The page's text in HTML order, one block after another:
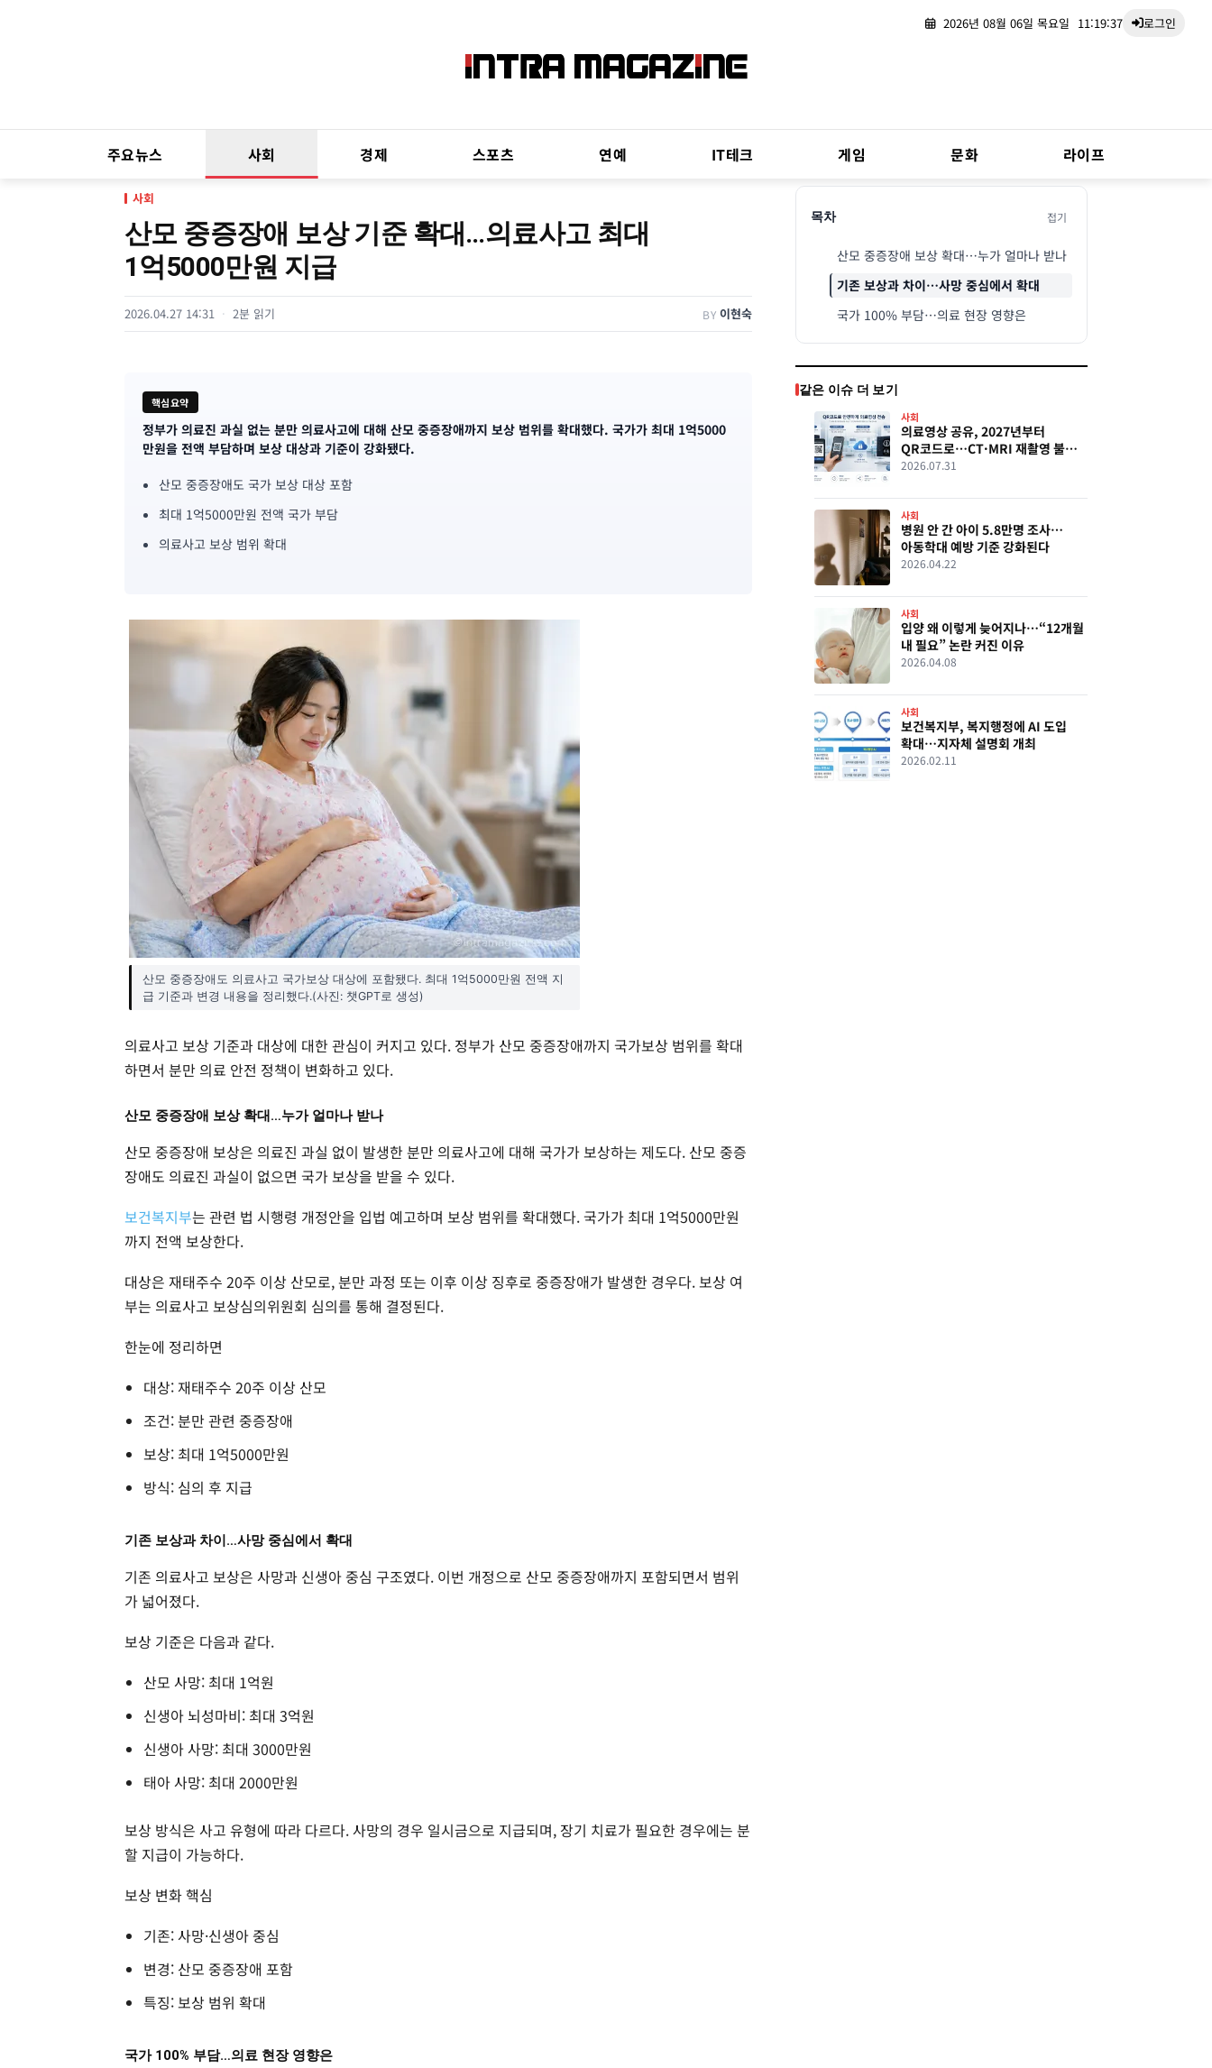
2026년 08월 06일 목요일 11:19:38 로그인
주요뉴스 사회 경제 스포츠 연예 IT테크 게임 문화 라이프
사회
산모 중증장애 보상 기준 확대…의료사고 최대
1억5000만원 지급
2026.04.27 14:31 2분 읽기 BY 이현숙
핵심요약
기
심
정부가 의료진 과실 없는 분만 의료사고에 대해 산모 중증장애까지 보상 범위를 확대했다. 국가가 최대 1억5000
만원을 전액 부담하며 보상 대상과 기준이 강화됐다.
산모 중증장애도 국가 보상 대상 포함
최대 1억5000만원 전액 국가 부담
의료사고 보상 범위 확대
산모 중증장애도 의료사고 국가보상 대상에 포함됐다. 최대 1억5000만원 전액 지
급 기준과 변경 내용을 정리했다.(사진: 챗GPT로 생성)
의료사고 보상 기준과 대상에 대한 관심이 커지고 있다. 정부가 산모 중증장애까지 국가보상 범위를 확대
하면서 분만 의료 안전 정책이 변화하고 있다.
산모 중증장애 보상 확대…누가 얼마나 받나
산모 중증장애 보상은 의료진 과실 없이 발생한 분만 의료사고에 대해 국가가 보상하는 제도다. 산모 중증
장애도 의료진 과실이 없으면 국가 보상을 받을 수 있다.
보건복지부는 관련 법 시행령 개정안을 입법 예고하며 보상 범위를 확대했다. 국가가 최대 1억5000만원
까지 전액 보상한다.
대상은 재태주수 20주 이상 산모로, 분만 과정 또는 이후 이상 징후로 중증장애가 발생한 경우다. 보상 여
부는 의료사고 보상심의위원회 심의를 통해 결정된다.
한눈에 정리하면
대상: 재태주수 20주 이상 산모
조건: 분만 관련 중증장애
보상: 최대 1억5000만원
방식: 심의 후 지급
기존 보상과 차이…사망 중심에서 확대
기존 의료사고 보상은 사망과 신생아 중심 구조였다. 이번 개정으로 산모 중증장애까지 포함되면서 범위
가 넓어졌다.
보상 기준은 다음과 같다.
산모 사망: 최대 1억원
신생아 뇌성마비: 최대 3억원
신생아 사망: 최대 3000만원
태아 사망: 최대 2000만원
보상 방식은 사고 유형에 따라 다르다. 사망의 경우 일시금으로 지급되며, 장기 치료가 필요한 경우에는 분
할 지급이 가능하다.
보상 변화 핵심
기존: 사망·신생아 중심
변경: 산모 중증장애 포함
특징: 보상 범위 확대
국가 100% 부담…의료 현장 영향은
목차 접기
산모 중증장애 보상 확대…누가 얼마나 받나
기존 보상과 차이…사망 중심에서 확대
국가 100% 부담…의료 현장 영향은
같은 이슈 더 보기
사회
의료영상 공유, 2027년부터
QR코드로…CT·MRI 재촬영 불편
끝난다
2026.07.31
사회
병원 안 간 아이 5.8만명 조사…
아동학대 예방 기준 강화된다
2026.04.22
사회
입양 왜 이렇게 늦어지나…“12개월
내 필요” 논란 커진 이유
2026.04.08
사회
보건복지부, 복지행정에 AI 도입
확대…지자체 설명회 개최
2026.02.11